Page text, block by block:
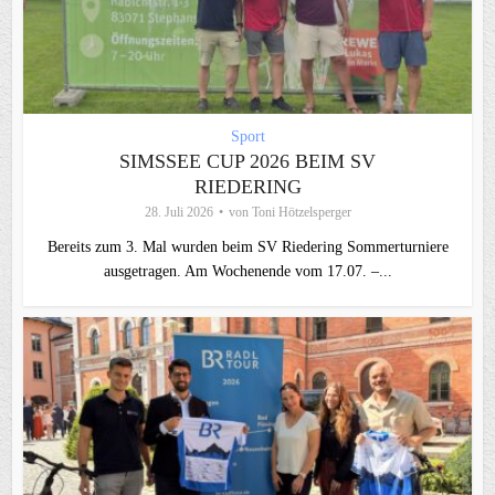
Sport
SIMSSEE CUP 2026 BEIM SV
RIEDERING
28. Juli 2026 von Toni Hötzelsperger
Bereits zum 3. Mal wurden beim SV Riedering Sommerturniere
ausgetragen. Am Wochenende vom 17.07. –...